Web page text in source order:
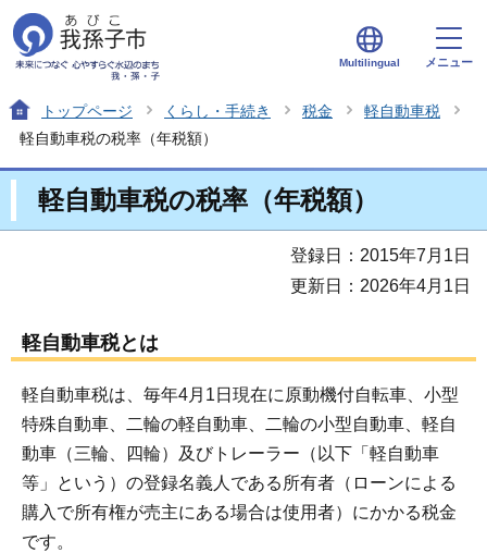
Multilingual メニュー
トップページ くらし・手続き 税金
軽自動車税
軽自動車税の税率（年税額）
軽自動車税の税率（年税額）
登録日：2015年7月1日
更新日：2026年4月1日
軽自動車税とは
軽自動車税は、毎年4月1日現在に原動機付自転車、小型
特殊自動車、二輪の軽自動車、二輪の小型自動車、軽自
動車（三輪、四輪）及びトレーラー（以下「軽自動車
等」という）の登録名義人である所有者（ローンによる
購入で所有権が売主にある場合は使用者）にかかる税金
です。